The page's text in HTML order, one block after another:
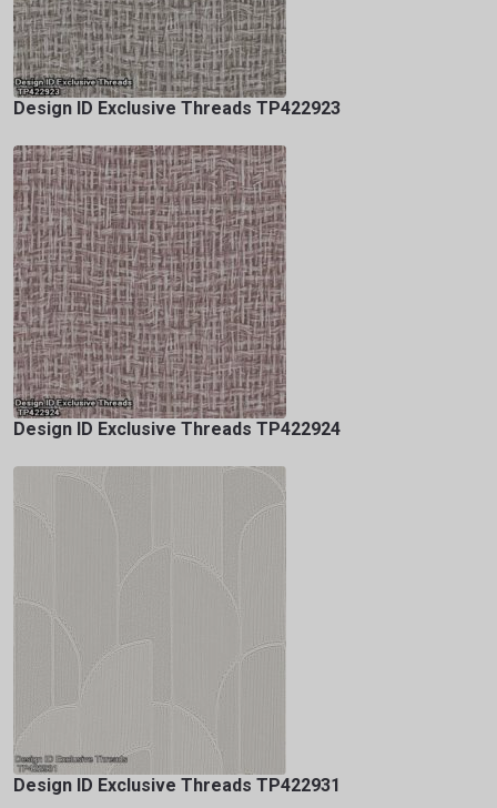
Design ID Exclusive Threads TP422923
Design ID Exclusive Threads TP422924
Design ID Exclusive Threads TP422931